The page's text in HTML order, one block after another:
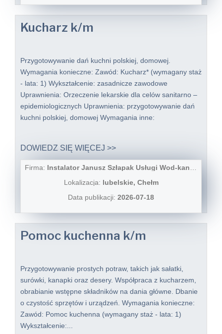
Kucharz k/m
Przygotowywanie dań kuchni polskiej, domowej.
Wymagania konieczne: Zawód: Kucharz* (wymagany staż
- lata: 1) Wykształcenie: zasadnicze zawodowe
Uprawnienia: Orzeczenie lekarskie dla celów sanitarno –
epidemiologicznych Uprawnienia: przygotowywanie dań
kuchni polskiej, domowej Wymagania inne:
DOWIEDZ SIĘ WIĘCEJ >>
Firma: Instalator Janusz Szłapak Usługi Wod-kan i co
Lokalizacja: lubelskie, Chełm
Data publikacji: 2026-07-18
Pomoc kuchenna k/m
Przygotowywanie prostych potraw, takich jak sałatki,
surówki, kanapki oraz desery. Współpraca z kucharzem,
obrabianie wstępne składników na dania główne. Dbanie
o czystość sprzętów i urządzeń. Wymagania konieczne:
Zawód: Pomoc kuchenna (wymagany staż - lata: 1)
Wykształcenie:...